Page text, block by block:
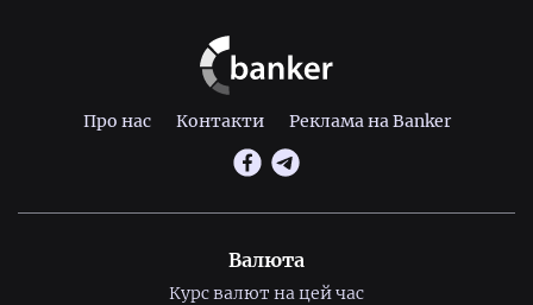
Про нас Контакти Реклама на Banker
Валюта
Курс валют на цей час